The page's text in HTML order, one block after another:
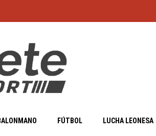
FÚTBOL LUCHA LEONESA